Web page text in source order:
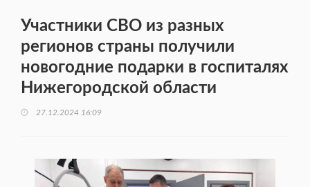
Участники СВО из разных
регионов страны получили
новогодние подарки в госпиталях
Нижегородской области
27.12.2024 16:09